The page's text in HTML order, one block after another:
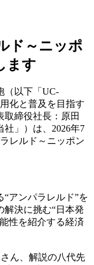
ド～ニッポ
ます
（以下「UC-
化と普及を目指す
取締役社長：原田
」）は、2026年7
レルド～ニッポン
アンパラレルド”を
解決に挑む“日本発
性を紹介する経済
ん、解説の八代先